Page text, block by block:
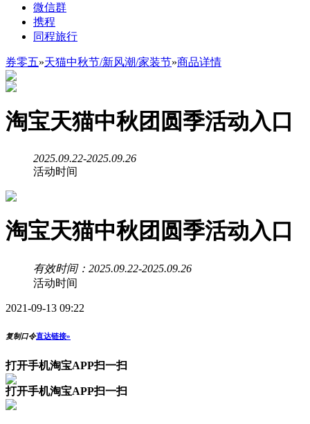
微信群
携程
同程旅行
券零五»天猫中秋节/新风潮/家装节»商品详情
淘宝天猫中秋团圆季活动入口
2025.09.22-2025.09.26
活动时间
淘宝天猫中秋团圆季活动入口
有效时间：2025.09.22-2025.09.26
活动时间
2021-09-13 09:22
复制口令直达链接»
打开手机淘宝APP扫一扫
打开手机淘宝APP扫一扫